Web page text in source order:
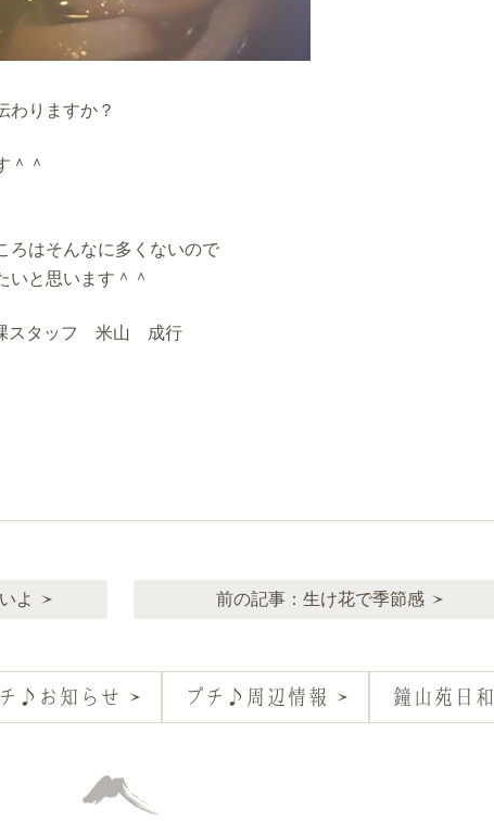
わりますか？
＾＾
ろはそんなに多くないので
いと思います＾＾
スタッフ 米山 成行
前の記事： 生け花で季節感
よ
♪お知らせ プチ♪周辺情報 鐘山苑日和